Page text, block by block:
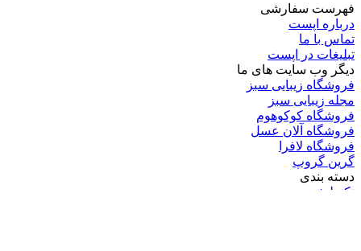
فهرست سفارشی
درباره اپست
تماس با ما
تبلیغات در اپست
دیگر وب سایت های ما
فروشگاه زیبایی سبز
مجله زیبایی سبز
فروشگاه کوکوهوم
فروشگاه آلان عسل
فروشگاه لافرا
گرین گروپ
دسته بندی
تکنولوژی